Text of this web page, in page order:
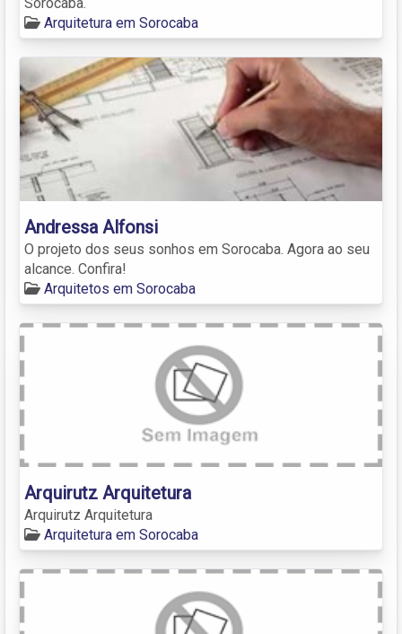
Arquitetura em Sorocaba
Andressa Alfonsi
O projeto dos seus sonhos em Sorocaba. Agora ao seu
alcance. Confira!
Arquitetos em Sorocaba
Arquirutz Arquitetura
Arquirutz Arquitetura
Arquitetura em Sorocaba